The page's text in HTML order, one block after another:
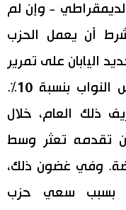
- وإن لم
أن يعمل الحزب
اليابان على تمرير
تشريع يخفض عدد مقاعد مجلس النواب بنسبة 10%.
ذلك العام، خلال
أن تقدمه تعثر وسط
وفي غضون ذلك،
بسبب سعي حزب